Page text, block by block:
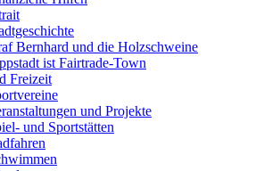
Bernhard und die Holzschweine
ist Fairtrade-Town
Freizeit
und Projekte
und Sportstätten